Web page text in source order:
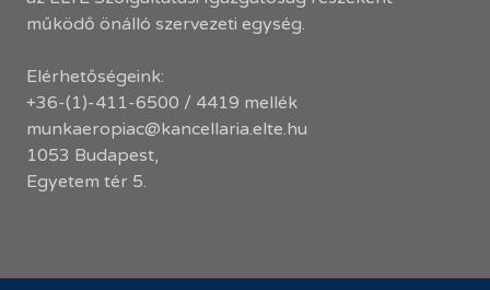
működő önálló szervezeti egység.
Elérhetőségeink:
+36-(1)-411-6500 / 4419 mellék
munkaeropiac@kancellaria.elte.hu
1053 Budapest,
Egyetem tér 5.